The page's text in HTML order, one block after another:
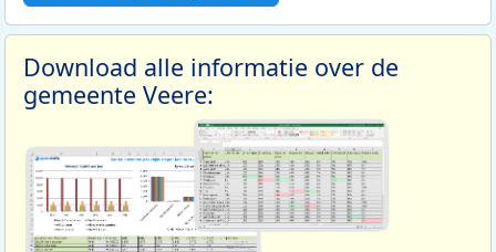
Download alle informatie over de
gemeente Veere: